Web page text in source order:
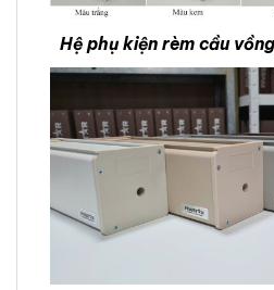
Hệ phụ kiện rèm cầu